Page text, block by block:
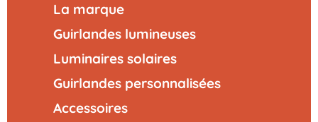
La marque
Guirlandes lumineuses
Luminaires solaires
Guirlandes personnalisées
Accessoires